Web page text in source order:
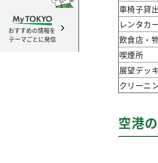
おすすめの情報を
テーマごとに発信
車椅子貸
レンタカ
飲食店・
喫煙所
展望デッ
クリーニ
空港